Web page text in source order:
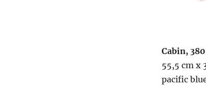
Cabin,
55,5 cm x
pacific